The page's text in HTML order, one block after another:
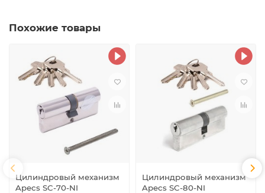
Похожие товары
Цилиндровый механизм
Apecs SC-70-NI
Цилиндровый механизм
Apecs SC-80-NI